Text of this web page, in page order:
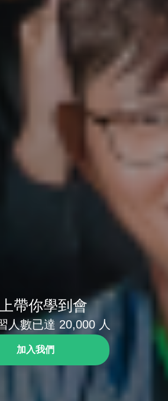
帶你學到會
人數已達 20,000 人
加入我們